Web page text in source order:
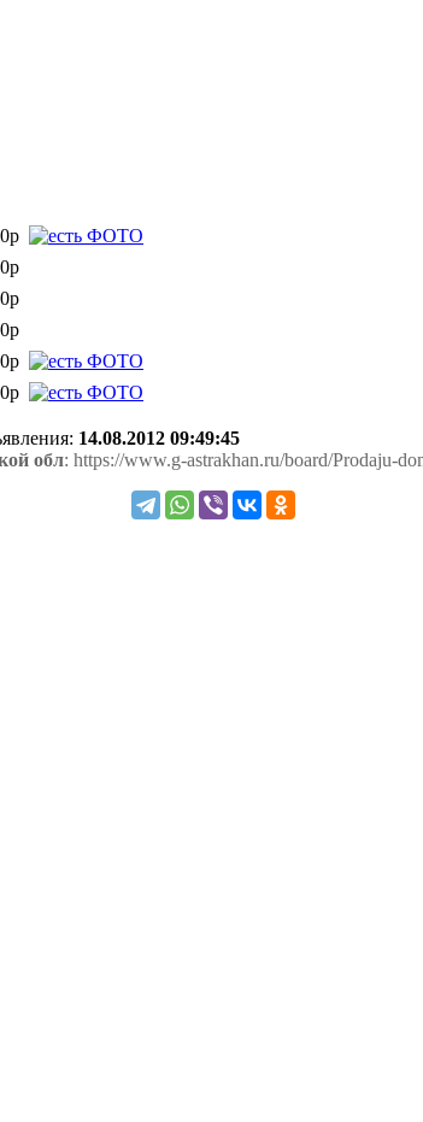
14.08.2012 09:49:45
обл: https://www.g-astrakhan.ru/board/Prodaju-